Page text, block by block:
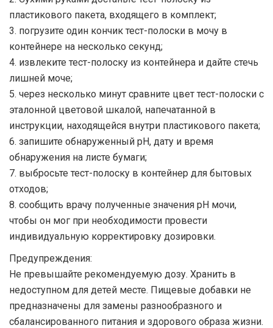
пластикового пакета, входящего в комплект;
3. погрузите один кончик тест-полоски в мочу в
контейнере на несколько секунд;
4. извлеките тест-полоску из контейнера и дайте стечь
лишней моче;
5. через несколько минут сравните цвет тест-полоски с
эталонной цветовой шкалой, напечатанной в
инструкции, находящейся внутри пластикового пакета;
6. запишите обнаруженный pH, дату и время
обнаружения на листе бумаги;
7. выбросьте тест-полоску в контейнер для бытовых
отходов;
8. сообщить врачу полученные значения pH мочи,
чтобы он мог при необходимости провести
индивидуальную корректировку дозировки.
Предупреждения:
Не превышайте рекомендуемую дозу. Хранить в
недоступном для детей месте. Пищевые добавки не
предназначены для замены разнообразного и
сбалансированного питания и здорового образа жизни.